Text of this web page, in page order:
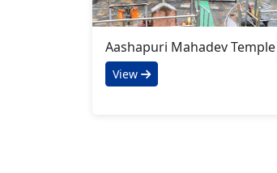
Aashapuri Mahadev Temple
View